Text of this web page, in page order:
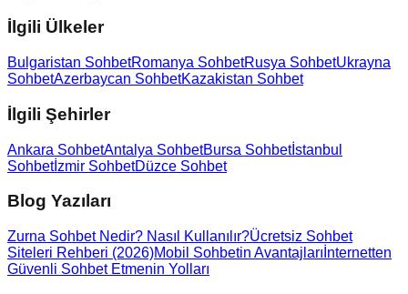
İlgili Ülkeler
Bulgaristan SohbetRomanya SohbetRusya SohbetUkrayna
SohbetAzerbaycan SohbetKazakistan Sohbet
İlgili Şehirler
Ankara SohbetAntalya SohbetBursa Sohbetİstanbul
Sohbetİzmir SohbetDüzce Sohbet
Blog Yazıları
Zurna Sohbet Nedir? Nasıl Kullanılır?Ücretsiz Sohbet
Siteleri Rehberi (2026)Mobil Sohbetin Avantajları İnternetten
Güvenli Sohbet Etmenin Yolları